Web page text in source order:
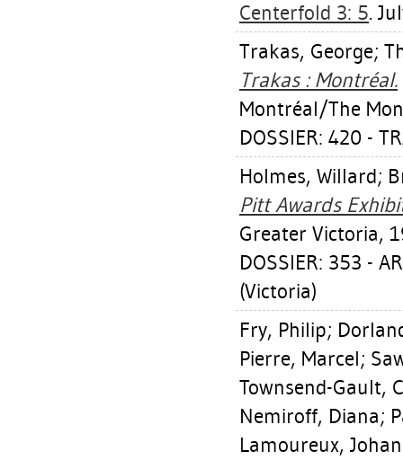
Centerfold 3: 5.
Trakas, George;
Trakas : Montréal.
Montréal/The
DOSSIER: 420 -
Holmes, Willard;
Pitt Awards
Greater Victoria,
DOSSIER: 353 -
(Victoria)
Fry, Philip;
Pierre, Marcel;
Townsend-Gault,
Nemiroff, Diana;
Lamoureux,